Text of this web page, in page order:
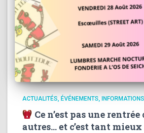
ACTUALITÉS ÉVÉNEMENTS INFORMATIONS
Ce n’est pas une
autres… et c’est tant mieux